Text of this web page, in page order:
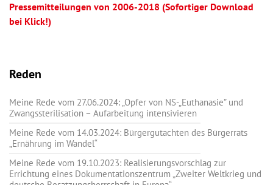
Pressemitteilungen von 2006-2018 (Sofortiger Download
bei Klick!)
Reden
Meine Rede vom 27.06.2024: „Opfer von NS-„Euthanasie” und
Zwangssterilisation – Aufarbeitung intensivieren
Meine Rede vom 14.03.2024: Bürgergutachten des Bürgerrats
„Ernährung im Wandel“
Meine Rede vom 19.10.2023: Realisierungsvorschlag zur
Errichtung eines Dokumentationszentrum „Zweiter Weltkrieg und